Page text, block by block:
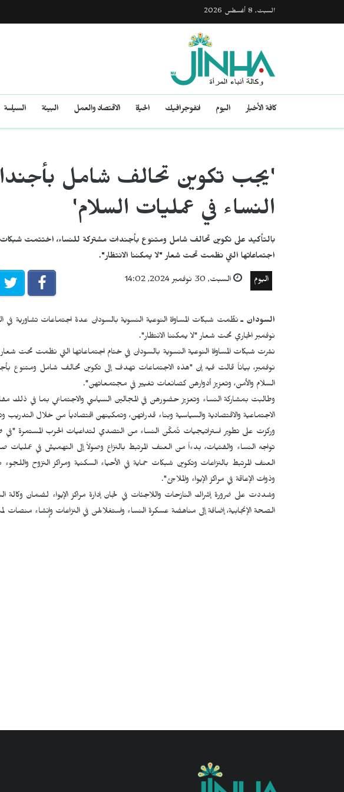
السبت, 8 أغسطس 2026
كافة الأخبار اليوم انفوجرافيك الحياة الاقتصاد والعمل البيئة السياسة
'يجب تكوين تحالف شامل
النساء في عمليات السلام'
بالتأكيد على تكوين تحالف شامل ومتنوع بأجندات مشتركة للنساء، اختتمت شبكات
اجتماعاتها التي نظمت تحت شعار "لا يمكننا الانتظار".
اليوم السبت, 30 نوفمبر 2024, 14:02
السودان ـ نظّمت شبكات المساواة النوعية النسوية بالسودان عدة اجتماعات تشاورية في
نوفمبر الجاري تحت شعار "لا يمكننا الانتظار".
نوفمبر، بياناً قالت فيه إن "هذه الاجتماعات تهدف إلى تكوين تحالف شامل ومتنوع
السلام والأمن، وتعزيز أدوارهن كصانعات تغيير في مجتمعاتهن".
وطالبت بمشاركة النساء وتعزيز حضورهن في المجالين السياسي والاجتماعي بما في ذلك
الاجتماعية والاقتصادية والسياسية وبناء قدراتهن، وتمكينهن اقتصادياً من خلال التدريب
وركزت على تطوير استراتيجيات تُمكّن النساء من التصدي لتداعيات الحرب المستمرة "في
تواجه النساء والفتيات، بدءاً من العنف المرتبط بالنزاع وصولاً إلى التهميش في عمليات
العنف المرتبط بالنزاعات وتكوين شبكات حماية في الأحياء السكنية ومراكز النزوح
وذوات الإعاقة في مراكز الإيواء والملاجئ".
وشددت على ضرورة إشراك النازحات واللاجئات في لجان إدارة مراكز الإيواء لضمان
الصحة الإنجابية، إضافة إلى مناهضة عسكرة النساء واستغلالهن في النزاعات وإنشاء منصات